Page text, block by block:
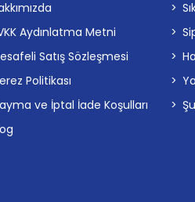
Aydınlatma Metni
Satış Sözleşmesi
Politikası
ve İptal İade Koşulları